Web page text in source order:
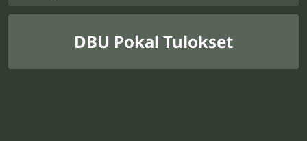
DBU Pokal Tulokset